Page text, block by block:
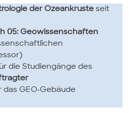
der Ozeankrusteseit
05: Geowissenschaften
die Studiengänge des
GEO-Gebäude